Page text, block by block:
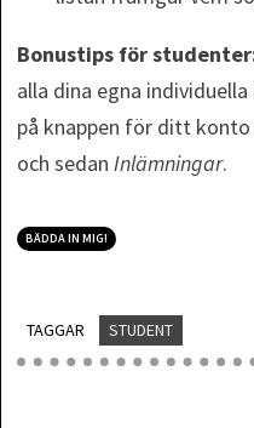
Bonustips för
alla dina egna
på knappen för ditt konto
och sedan Inlämningar.
BÄDDA IN MIG!
TAGGAR STUDENT